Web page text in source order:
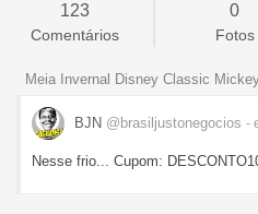
123
Comentários
0
Fotos
Meia Invernal Disney Classic
BJN @brasiljustonegocios -
Nesse frio... Cupom: